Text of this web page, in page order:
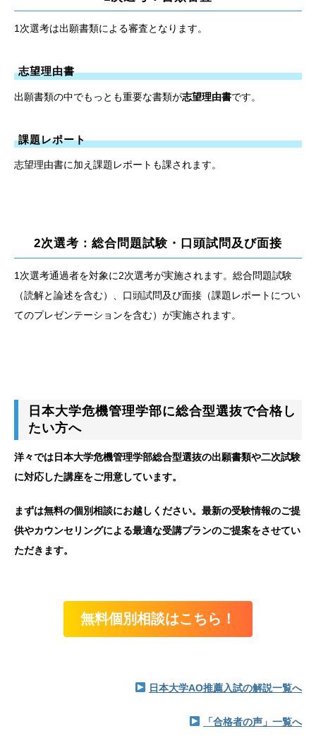
1次選考は出願書類による審査となります。
志望理由書
出願書類の中でもっとも重要な書類が志望理由書です。
課題レポート
志望理由書に加え課題レポートも課されます。
2次選考：総合問題試験・口頭試問及び面接
1次選考通過者を対象に2次選考が実施されます。総合問題試験
（読解と論述を含む）、口頭試問及び面接（課題レポートについ
てのプレゼンテーションを含む）が実施されます。
日本大学危機管理学部に総合型選抜で合格し
たい方へ
洋々では日本大学危機管理学部総合型選抜の出願書類や二次試験
に対応した講座をご用意しています。
まずは無料の個別相談にお越しください。最新の受験情報のご提
供やカウンセリングによる最適な受講プランのご提案をさせてい
ただきます。
無料個別相談はこちら！
日本大学AO推薦入試の解説一覧へ
「合格者の声」一覧へ